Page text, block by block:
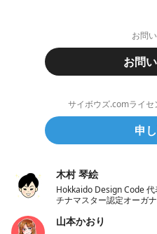
お問
お問
サイボウズ.comライセ
申
木村 琴絵
Hokkaido Design Code
チナマスター認定オーガ
山本かおり